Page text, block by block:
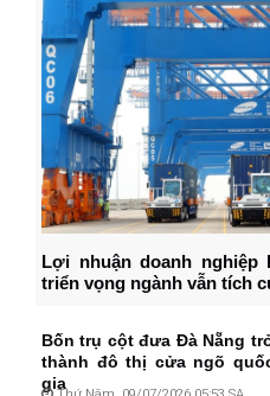
Lợi nhuận doanh nghiệp
triển vọng ngành vẫn tích
Bốn trụ cột đưa Đà Nẵng
thành đô thị cửa ngõ
gia